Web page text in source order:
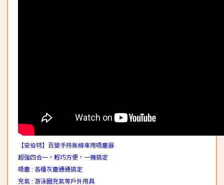
【安伯特】百變手持無線車用吸塵器
超強四合一，輕巧方便，一機搞定
吸塵 : 各種灰塵通通搞定
充氣 : 游泳圈充氣等戶外用具